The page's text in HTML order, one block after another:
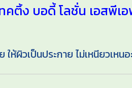
คติ้ง บอดี้ โลชั่น เอสพีเอ
ห้ผิวเป็นประกาย ไม่เหนียวเหนอ